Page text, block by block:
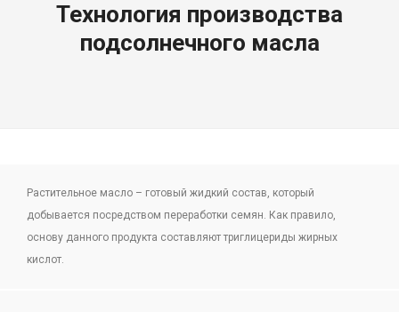
Технология производства
подсолнечного масла
Растительное масло – готовый жидкий состав, который
добывается посредством переработки семян. Как правило,
основу данного продукта составляют триглицериды жирных
кислот.